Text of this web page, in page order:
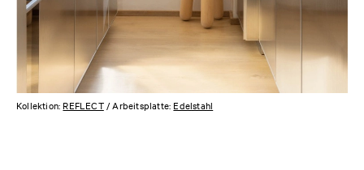
Kollektion: REFLECT/ Arbeitsplatte: Edelstahl